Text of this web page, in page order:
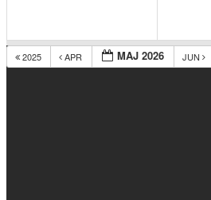
2025 APR MAJ 2026 JUN